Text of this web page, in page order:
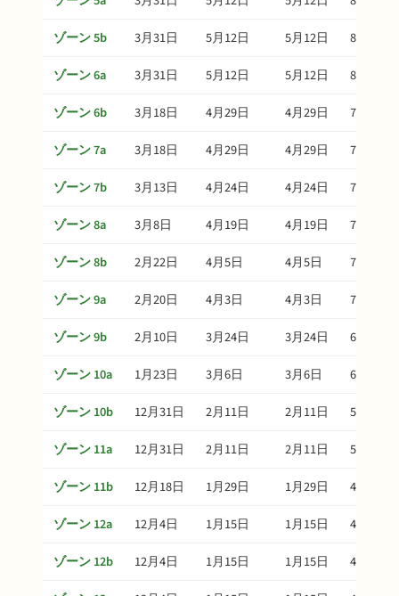
ゾーン 5b
3月31日 5月12日 5月12日
8月10日
ゾーン 6a
3月31日 5月12日 5月12日
8月10日
ゾーン 6b
3月18日 4月29日 4月29日
7月28日
ゾーン 7a
3月18日 4月29日 4月29日
7月28日
ゾーン 7b
3月13日 4月24日 4月24日
7月23日
ゾーン 8a
3月8日 4月19日 4月19日
7月18日
ゾーン 8b
2月22日 4月5日 4月5日
7月4日
ゾーン 9a
2月20日 4月3日 4月3日
7月2日
ゾーン 9b
2月10日 3月24日 3月24日
6月22日
ゾーン 10a
1月23日 3月6日 3月6日
6月4日
ゾーン 10b
12月31日 2月11日 2月11日
5月12日
ゾーン 11a
12月31日 2月11日 2月11日
5月12日
ゾーン 11b
12月18日 1月29日 1月29日
4月29日
ゾーン 12a
12月4日 1月15日 1月15日
4月15日
ゾーン 12b
12月4日 1月15日 1月15日
4月15日